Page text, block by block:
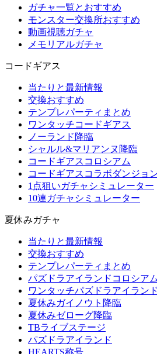
ガチャ一覧とおすすめ
モンスター交換所おすすめ
動画視聴ガチャ
メモリアルガチャ
コードギアス
当たりと最新情報
交換おすすめ
テンプレパーティまとめ
ワンタッチコードギアス
ノーランド降臨
シャルル&マリアンヌ降臨
コードギアスコロシアム
コードギアスコラボダンジョ
1点狙いガチャシミュレーター
10連ガチャシミュレーター
夏休みガチャ
当たりと最新情報
交換おすすめ
テンプレパーティまとめ
パズドラアイランドコロシアム
ワンタッチパズドラアイランド
夏休みガイノウト降臨
夏休みゼローグ降臨
TBライブステージ
パズドラアイランド
HEARTS称号